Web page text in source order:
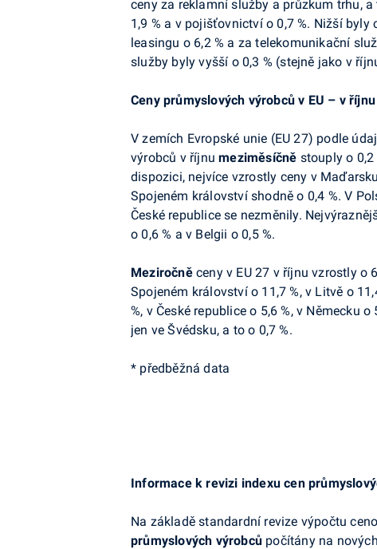
ceny za reklamní služby a průzkum trhu,
1,9 % a v pojišťovnictví o 0,7 %. Nižší
leasingu o 6,2 % a za telekomunikační
služby byly vyšší o 0,3 % (stejně jako v
Ceny průmyslových výrobců v EU – v
V zemích Evropské unie (EU 27) podle
výrobců v říjnumeziměsíčně stouply o 0,2
dispozici, nejvíce vzrostly ceny v
Spojeném království shodně o 0,4 %. V
České republice se nezměnily.
o 0,6 % a v Belgii o 0,5 %.
Meziročněceny v EU 27 v říjnu vzrostly o
Spojeném království o 11,7 %, v Litvě o
%, v České republice o 5,6 %, v Německu
jen ve Švédsku, a to o 0,7 %.
* předběžná data
Informace k revizi indexu cen
Na základě standardní revize výpočtu
průmyslových výrobců počítány na